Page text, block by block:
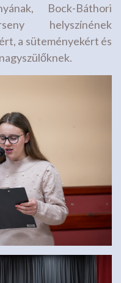
Bock-Báthori
helyszínének
a süteményekért és